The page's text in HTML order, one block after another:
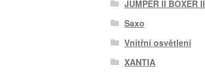
JUMPER II BOXER II
Saxo
Vnitřní osvětlení
XANTIA